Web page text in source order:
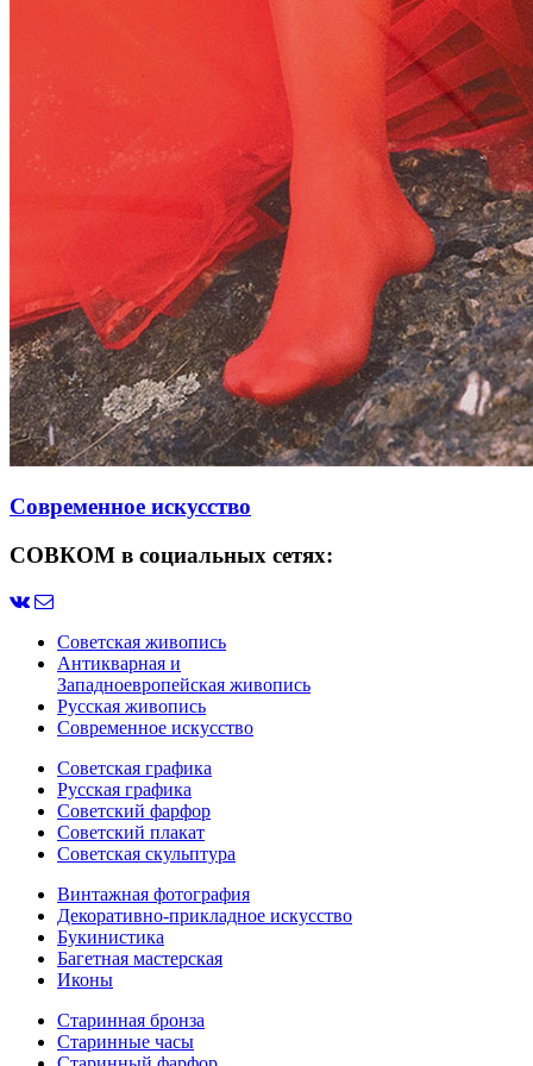
Современное искусство
СОВКОМ в социальных сетях:
Советская живопись
Антикварная и
Западноевропейская живопись
Русская живопись
Современное искусство
Советская графика
Русская графика
Советский фарфор
Советский плакат
Советская скульптура
Винтажная фотография
Декоративно-прикладное искусство
Букинистика
Багетная мастерская
Иконы
Старинная бронза
Старинные часы